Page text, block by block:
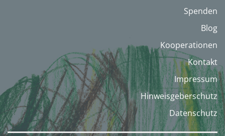
Spenden
Blog
Kooperationen
Kontakt
Impressum
Hinweisgeberschutz
Datenschutz